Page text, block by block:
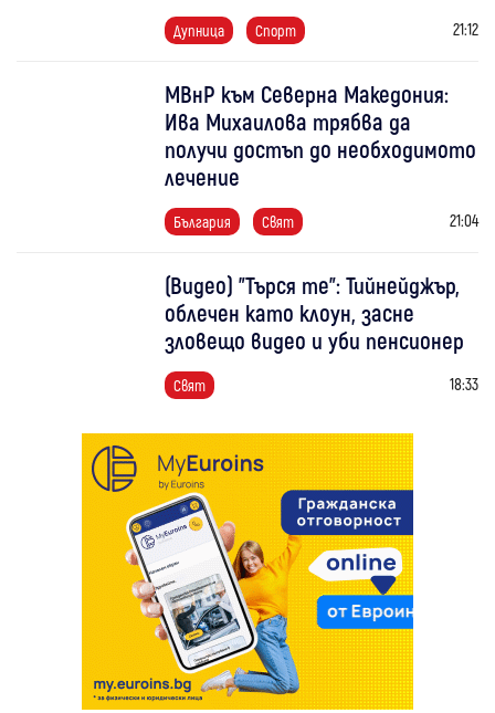
Дупница Спорт 21:12
МВнР към Северна Македония:
Ива Михаилова трябва да
получи достъп до необходимото
лечение
България Свят 21:04
(Видео) "Търся те": Тийнейджър,
облечен като клоун, засне
зловещо видео и уби пенсионер
Свят 18:33